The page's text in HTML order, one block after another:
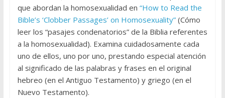
que abordan la homosexualidad en “How to Read the
Bible’s ‘Clobber Passages’ on Homosexuality”(Cómo
leer los “pasajes condenatorios” de la Biblia referentes
a la homosexualidad). Examina cuidadosamente cada
uno de ellos, uno por uno, prestando especial atención
al significado de las palabras y frases en el original
hebreo (en el Antiguo Testamento) y griego (en el
Nuevo Testamento).